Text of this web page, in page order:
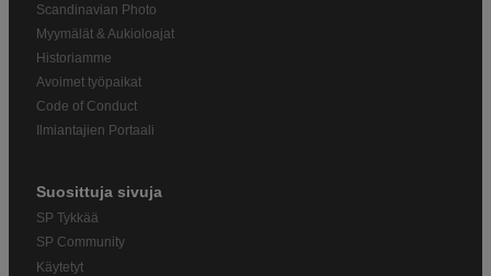
Scandinavian Photo
Myymälät & Aukioloajat
Historiamme
Avoimet työpaikat
Code of Conduct
Ilmiantajien Portaali
Suosittuja sivuja
SP Tykkää
SP Community
Käytetyt